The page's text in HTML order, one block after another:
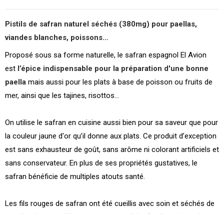
Pistils de safran naturel séchés (380mg) pour paellas,
viandes blanches, poissons…
Proposé sous sa forme naturelle, le safran espagnol El Avion
est l’épice indispensable pour la préparation d'une bonne
paella mais aussi pour les plats à base de poisson ou fruits de
mer, ainsi que les tajines, risottos…
On utilise le safran en cuisine aussi bien pour sa saveur que pour
la couleur jaune d'or qu’il donne aux plats. Ce produit d’exception
est sans exhausteur de goût, sans arôme ni colorant artificiels et
sans conservateur. En plus de ses propriétés gustatives, le
safran bénéficie de multiples atouts santé.
Les fils rouges de safran ont été cueillis avec soin et séchés de